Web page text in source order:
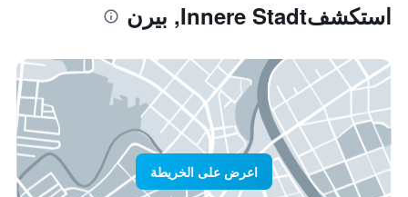
استكشفInnere Stadt, بيرن
اعرض على الخريطة